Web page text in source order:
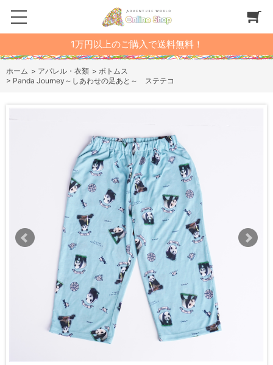
1万円以上のご購入で送料無料！
ホーム > アパレル・衣類 > ボトムス
> Panda Journey～しあわせの足あと～ ステテコ